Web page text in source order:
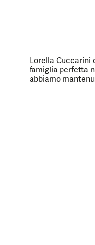
Lorella Cuccarini
famiglia perfetta
abbiamo